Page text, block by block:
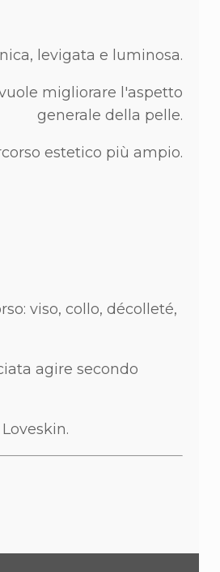
levigata e luminosa.
migliorare l'aspetto
generale della pelle.
estetico più ampio.
viso, collo, décolleté,
agire secondo